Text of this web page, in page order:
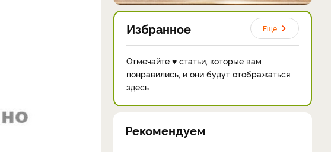
Избранное Еще
Отмечайте ♥ статьи, которые вам
понравились, и они будут отображаться
здесь
Рекомендуем